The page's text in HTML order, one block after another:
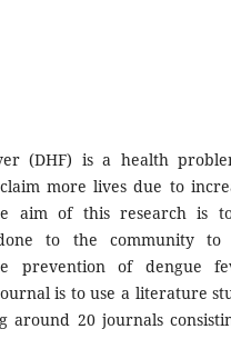
(DHF) is a health
more lives due to
aim of this research is
to the community to
prevention of dengue
is to use a literature
around 20 journals